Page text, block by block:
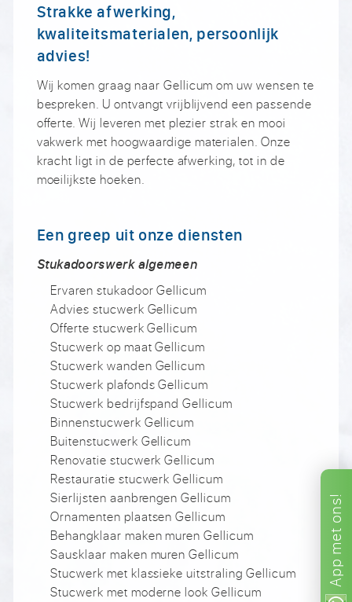
App
met
ons!
Strakke afwerking,
kwaliteitsmaterialen, persoonlijk
advies!
Wij komen graag naar Gellicum om uw wensen te
bespreken. U ontvangt vrijblijvend een passende
offerte. Wij leveren met plezier strak en mooi
vakwerk met hoogwaardige materialen. Onze
kracht ligt in de perfecte afwerking, tot in de
moeilijkste hoeken.
Een greep uit onze diensten
Stukadoorswerk algemeen
Ervaren stukadoor Gellicum
Advies stucwerk Gellicum
Offerte stucwerk Gellicum
Stucwerk op maat Gellicum
Stucwerk wanden Gellicum
Stucwerk plafonds Gellicum
Stucwerk bedrijfspand Gellicum
Binnenstucwerk Gellicum
Buitenstucwerk Gellicum
Renovatie stucwerk Gellicum
Restauratie stucwerk Gellicum
Sierlijsten aanbrengen Gellicum
Ornamenten plaatsen Gellicum
Behangklaar maken muren Gellicum
Sausklaar maken muren Gellicum
Stucwerk met klassieke uitstraling Gellicum
Stucwerk met moderne look Gellicum